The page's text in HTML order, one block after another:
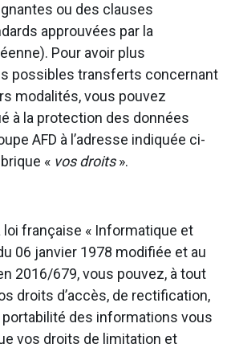
ou des clauses
approuvées par la
Pour avoir plus
possibles transferts concernant
modalités, vous pouvez
à la protection des données
AFD à l’adresse indiquée ci-
« vos droits».
française « Informatique et
06 janvier 1978 modifiée et au
2016/679, vous pouvez, à tout
droits d’accès, de rectification,
portabilité des informations vous
vos droits de limitation et